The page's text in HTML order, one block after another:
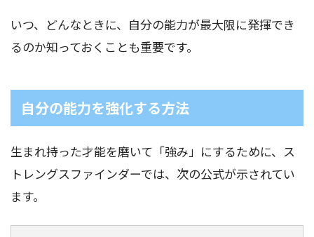
いつ、どんなときに、自分の能力が最大限に発揮でき
るのか知っておくことも重要です。
自分の能力を強化する方法
生まれ持った才能を磨いて「強み」にするために、ス
トレングスファインダーでは、次の公式が示されてい
ます。